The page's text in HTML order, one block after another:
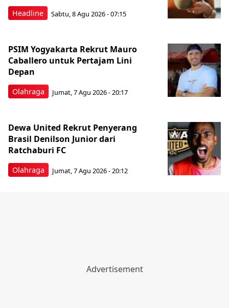
Headline Sabtu, 8 Agu 2026 - 07:15
Olahraga
PSIM Yogyakarta Rekrut Mauro
Caballero untuk Pertajam Lini
Depan
Jumat, 7 Agu 2026 - 20:17
Olahraga
Dewa United Rekrut Penyerang
Brasil Denilson Junior dari
Ratchaburi FC
Jumat, 7 Agu 2026 - 20:12